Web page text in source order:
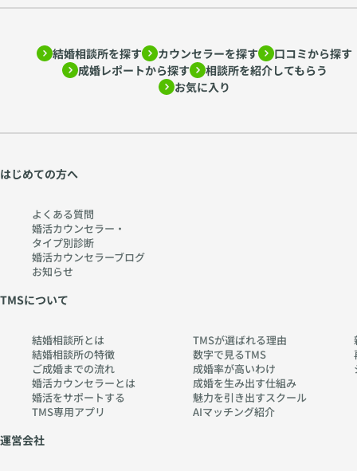
結婚相談所を探す カウンセラーを探す
口コミから探す
成婚レポートから探す
相談所を紹介してもらう
お気に入り
はじめての方へ
よくある質問
婚活カウンセラー・
タイプ別診断
婚活カウンセラーブログ
お知らせ
TMSについて
結婚相談所とは
結婚相談所の特徴
ご成婚までの流れ
婚活カウンセラーとは
婚活をサポートする
TMS専用アプリ
TMSが選ばれる理由
数字で見るTMS
成婚率が高いわけ
成婚を生み出す仕組み
魅力を引き出すスクール
AIマッチング紹介
運営会社